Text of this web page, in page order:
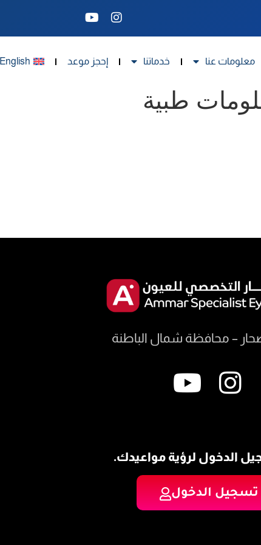
معلومات عنا خدماتنا إحجز موعد English
طبية
– محافظة شمال الباطنة
الدخول لرؤية مواعيدك.
تسجيل الدخول